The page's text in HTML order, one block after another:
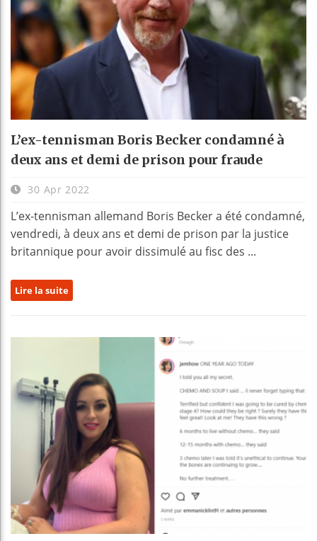
L’ex-tennisman Boris Becker condamné à
deux ans et demi de prison pour fraude
30 Apr 2022
L’ex-tennisman allemand Boris Becker a été condamné,
vendredi, à deux ans et demi de prison par la justice
britannique pour avoir dissimulé au fisc des ...
Lire la suite